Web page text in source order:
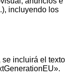
incluyendo los
incluirá el texto